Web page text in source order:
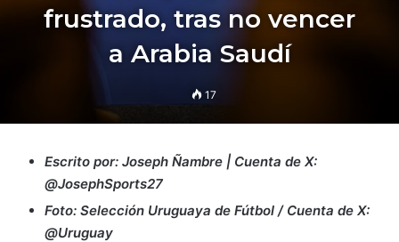
frustrado, tras no vencer
a Arabia Saudí
17
Escrito por: Joseph Ñambre | Cuenta de X:
@JosephSports27
Foto: Selección Uruguaya de Fútbol / Cuenta de X:
@Uruguay